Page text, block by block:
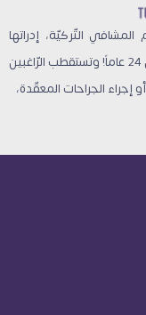
التّركيّة، إدراتها
متمثّلةً بأيادٍ وأطبّاء أتراك ذوو خبرات عالية تزيد عن 24 عاماً! وتستقطب الرّاغبين
الجراحات المعقّدة،